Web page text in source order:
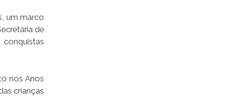
um marco
de
nos Anos
crianças